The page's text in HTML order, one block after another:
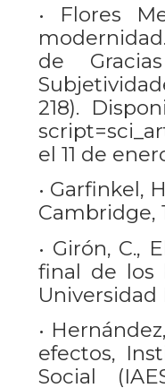
• Flores
de
218).
el 11 de
• Garfinkel,
Cambridge,
• Girón, C.,
final de los
Universidad
•
efectos,
Social